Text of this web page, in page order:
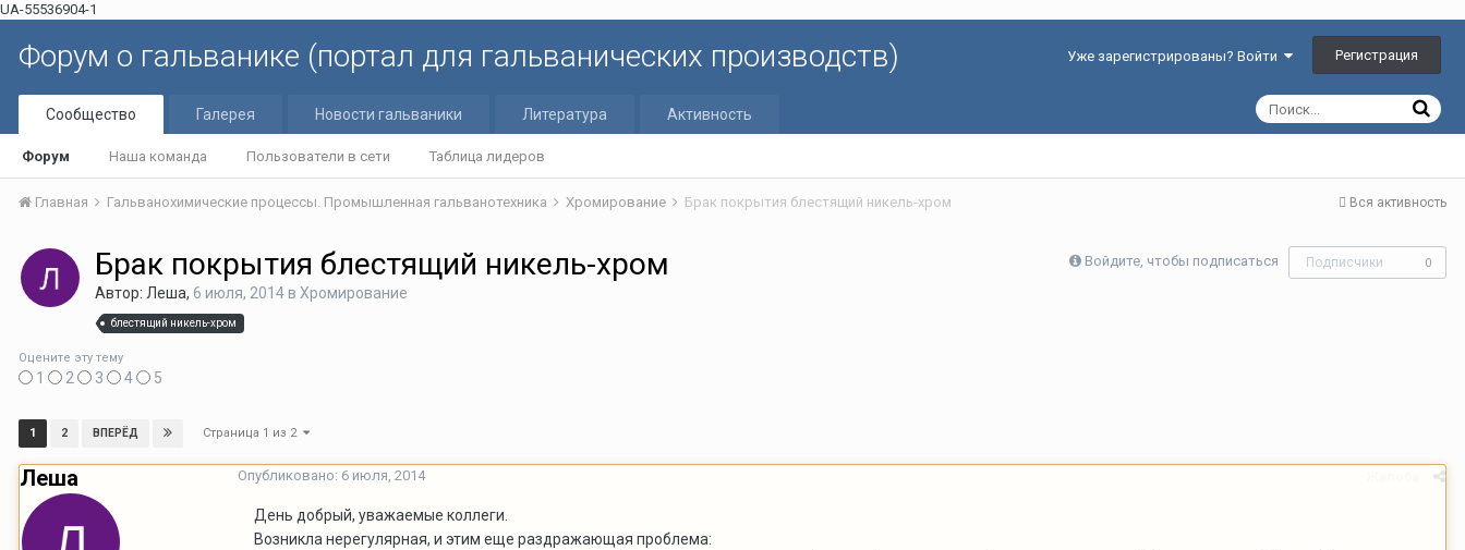
UA-55536904-1
Форум о гальванике (портал для гальванических производств) Уже зарегистрированы? Войти Регистрация
Сообщество
Форум Наша команда Пользователи в сети Таблица лидеров
Галерея Новости гальваники Литература Активность
Вся активность
Главная Гальванохимические процессы. Промышленная гальванотехника Хромирование Брак покрытия блестящий никель-хром
Войдите, чтобы подписаться Подписчики 0
Брак покрытия блестящий никель-хром
Автор: Леша, 6 июля, 2014в Хромирование
блестящий никель-хром
Оцените эту тему
1 2 3 4 5
1 2 ВПЕРЁД Страница 1 из 2
Леша Опубликовано: 6 июля, 2014
День добрый, уважаемые коллеги.
Возникла нерегулярная, и этим еще раздражающая проблема: